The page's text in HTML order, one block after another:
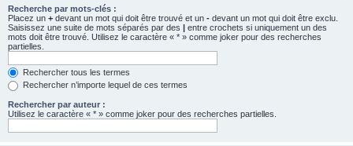
Recherche par mots-clés :
Placez un + devant un mot qui doit être trouvé et un - devant un mot qui doit être exclu.
Saisissez une suite de mots séparés par des | entre crochets si uniquement un des
mots doit être trouvé. Utilisez le caractère « * » comme joker pour des recherches
partielles.
Rechercher tous les termes
Rechercher n’importe lequel de ces termes
Rechercher par auteur :
Utilisez le caractère « * » comme joker pour des recherches partielles.